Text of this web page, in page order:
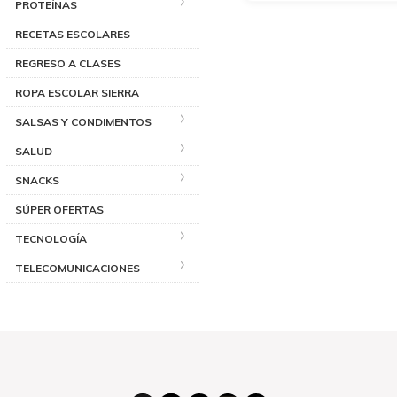
PROTEÍNAS
RECETAS ESCOLARES
REGRESO A CLASES
ROPA ESCOLAR SIERRA
SALSAS Y CONDIMENTOS
SALUD
SNACKS
SÚPER OFERTAS
TECNOLOGÍA
TELECOMUNICACIONES